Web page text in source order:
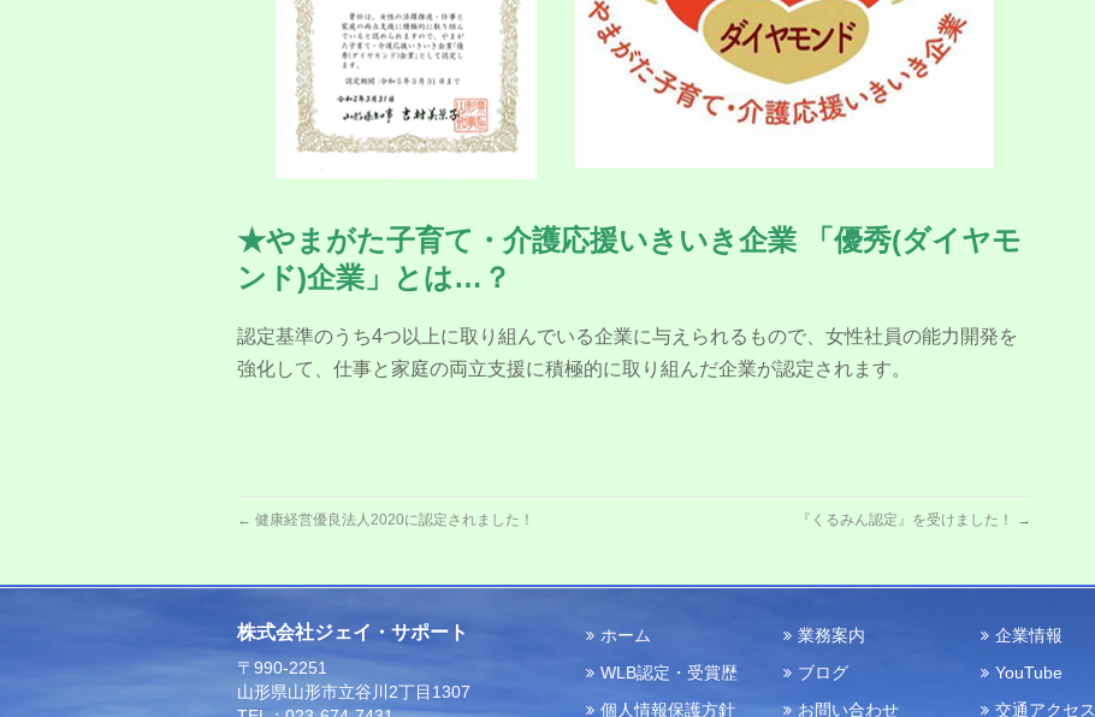
★やまがた子育て・介護応援いきいき企業 「優秀(ダイヤモ
ンド)企業」とは…？
認定基準のうち4つ以上に取り組んでいる企業に与えられるもので、女性社員の能力開発を
強化して、仕事と家庭の両立支援に積極的に取り組んだ企業が認定されます。
← 健康経営優良法人2020に認定されました！ 『くるみん認定』を受けました！ →
株式会社ジェイ・サポート
〒990-2251
山形県山形市立谷川2丁目1307
ホーム 業務案内 企業情報
WLB認定・受賞歴
ブログ YouTube
個人情報保護方針
お問い合わせ 交通アクセス